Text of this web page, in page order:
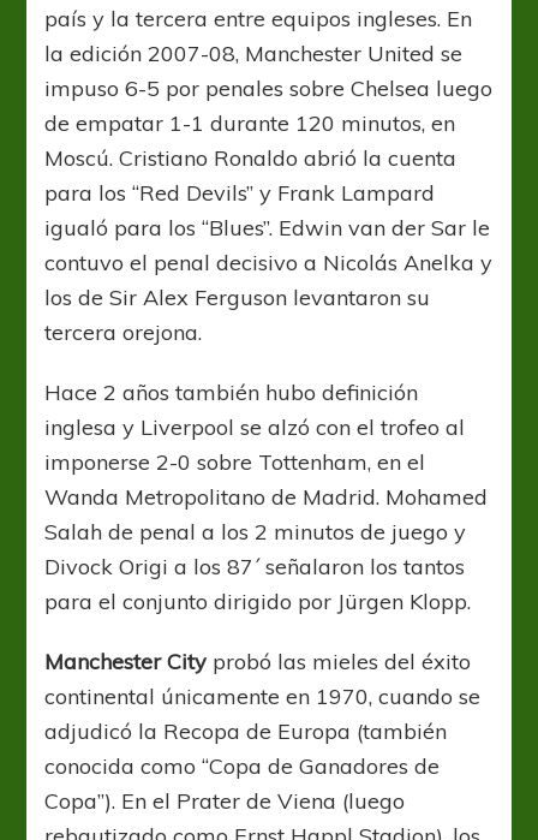
país y la tercera entre equipos ingleses. En
la edición 2007-08, Manchester United se
impuso 6-5 por penales sobre Chelsea luego
de empatar 1-1 durante 120 minutos, en
Moscú. Cristiano Ronaldo abrió la cuenta
para los “Red Devils” y Frank Lampard
igualó para los “Blues”. Edwin van der Sar le
contuvo el penal decisivo a Nicolás Anelka y
los de Sir Alex Ferguson levantaron su
tercera orejona.
Hace 2 años también hubo definición
inglesa y Liverpool se alzó con el trofeo al
imponerse 2-0 sobre Tottenham, en el
Wanda Metropolitano de Madrid. Mohamed
Salah de penal a los 2 minutos de juego y
Divock Origi a los 87´ señalaron los tantos
para el conjunto dirigido por Jürgen Klopp.
Manchester City probó las mieles del éxito
continental únicamente en 1970, cuando se
adjudicó la Recopa de Europa (también
conocida como “Copa de Ganadores de
Copa”). En el Prater de Viena (luego